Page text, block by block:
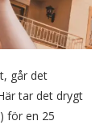
går det
tar det drygt
för en 25